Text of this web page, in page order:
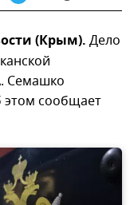
(Крым). Дело
Семашко
этом сообщает